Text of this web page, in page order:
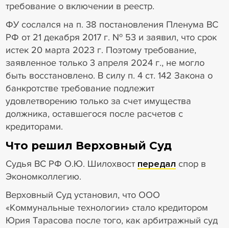
требование о включении в реестр.
ФУ сослался на п. 38 постановления Пленума ВС
РФ от 21 декабря 2017 г. № 53 и заявил, что срок
истек 20 марта 2023 г. Поэтому требование,
заявленное только 3 апреля 2024 г., не могло
быть восстановлено. В силу п. 4 ст. 142 Закона о
банкротстве требование подлежит
удовлетворению только за счет имущества
должника, оставшегося после расчетов с
кредиторами.
Что решил Верховный Суд
Судья ВС РФ О.Ю. Шилохвост передал спор в
Экономколлегию.
Верховный Суд установил, что ООО
«Коммунальные технологии» стало кредитором
Юрия Тарасова после того, как арбитражный суд